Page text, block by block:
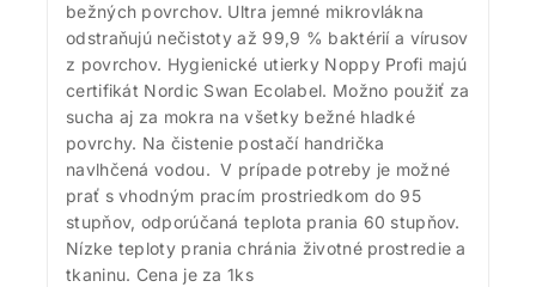
bežných povrchov. Ultra jemné mikrovlákna
odstraňujú nečistoty až 99,9 % baktérií a vírusov
z povrchov. Hygienické utierky Noppy Profi majú
certifikát Nordic Swan Ecolabel. Možno použiť za
sucha aj za mokra na všetky bežné hladké
povrchy. Na čistenie postačí handrička
navlhčená vodou. V prípade potreby je možné
prať s vhodným pracím prostriedkom do 95
stupňov, odporúčaná teplota prania 60 stupňov.
Nízke teploty prania chránia životné prostredie a
tkaninu. Cena je za 1ks